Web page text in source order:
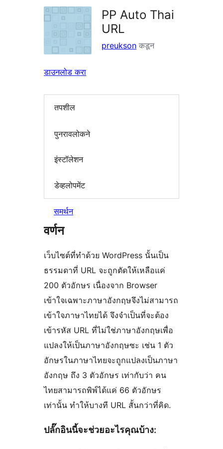
PP Auto Thai
URL
preukson कडून
डाउनलोड करा
तपशील
पुनरावलोकने
इंस्टॉलेशन
डेव्हलोपमेंट
समर्थन
वर्णन
เว็บไซต์ที่ทำด้วย WordPress นั้นเป็น
ธรรมดาที่ URL จะถูกตัดให้เหลือแค่
200 ตัวอักษร เนื่องจาก Browser
เข้าใจเฉพาะภาษาอังกฤษจึงไม่สามารถ
เข้าใจภาษาไทยได้ จึงจำเป็นที่จะต้อง
เข้ารหัส URL ที่ไม่ใช่ภาษาอังกฤษเพื่อ
แปลงให้เป็นภาษาอังกฤษซะ เช่น 1 ตัว
อักษรในภาษาไทยจะถูกแปลงเป็นภาษา
อังกฤษ ถึง 3 ตัวอักษร เท่ากับว่า คน
ไทยสามารถพิพ์ได้แค่ 66 ตัวอักษร
เท่านั้น ทำให้บางที URL สั้นกว่าที่คิด.
ปลั๊กอินนี้จะช่วยอะไรคุณบ้าง: